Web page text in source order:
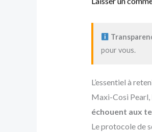
pour vous.
L’essentiel à
Maxi-Cosi Pearl,
échouent aux
Le protocole de